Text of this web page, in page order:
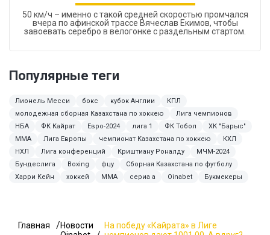
50 км/ч – именно с такой средней скоростью промчался
вчера по афинской трассе Вячеслав Екимов, чтобы
завоевать серебро в велогонке с раздельным стартом.
Популярные теги
Лионель Месси бокс кубок Англии
КПЛ
молодежная сборная Казахстана по хоккею
Лига чемпионов
НБА
ФК Кайрат Евро-2024 лига 1 ФК Тобол
ХК "Барыс"
ММА
Лига Европы чемпионат Казахстана по хоккею
КХЛ
НХЛ
Лига конференций Криштиану Роналду
МЧМ-2024
Бундеслига
Boxing фцу
Сборная Казахстана по футболу
Харри Кейн
хоккей MMA сериа а Oinabet Букмекеры
Главная
Новости
На победу «Кайрата» в Лиге